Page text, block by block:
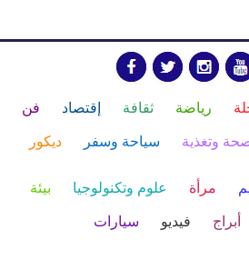
رياضة ثقافة إقتصاد فن
وتغذية سياحة وسفر ديكور
مرأة علوم وتكنولوجيا بيئة
أبراج فيديو سيارات